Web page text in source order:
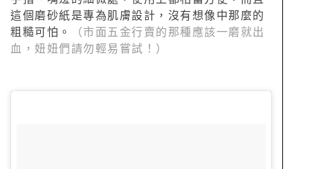
這個磨砂紙是專為肌膚設計，沒有想像中那麼的
粗糙可怕。
（市面五金行賣的那種應該一磨就出
血，妞妞們請勿輕易嘗試！）